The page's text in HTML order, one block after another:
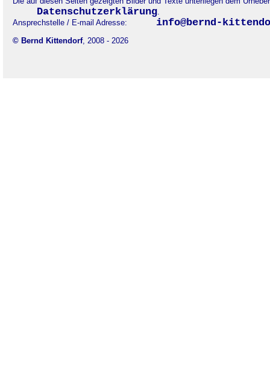
Datenschutzerklärung.
Ansprechstelle / E-mail Adresse:
info@bernd-
© Bernd Kittendorf, 2008 - 2026